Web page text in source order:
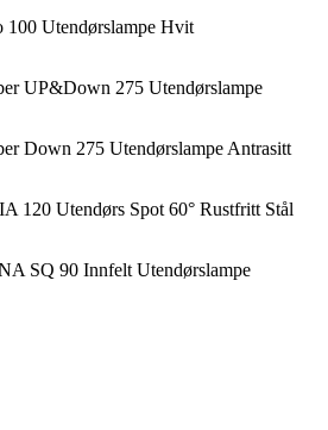
100 Utendørslampe Hvit
UP&Down 275 Utendørslampe
Down 275 Utendørslampe Antrasitt
120 Utendørs Spot 60° Rustfritt Stål
SQ 90 Innfelt Utendørslampe